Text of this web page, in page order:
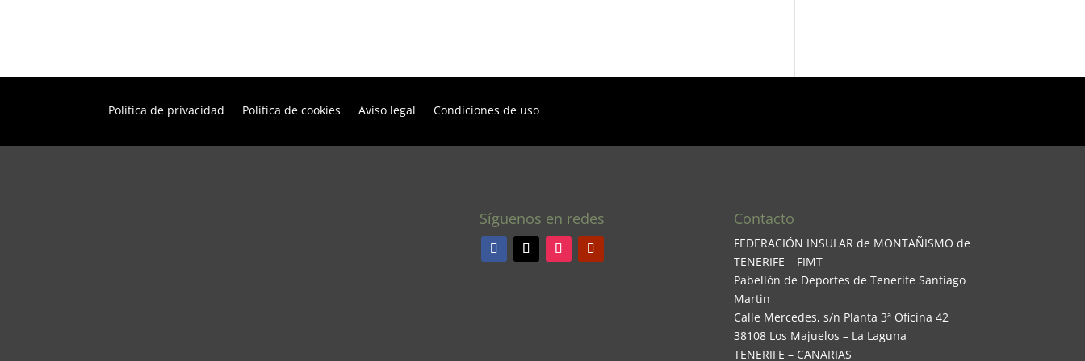
Política de privacidad Política de cookies Aviso legal Condiciones de uso
Síguenos en redes Contacto
FEDERACIÓN INSULAR de MONTAÑISMO de
TENERIFE – FIMT
Pabellón de Deportes de Tenerife Santiago
Martin
Calle Mercedes, s/n Planta 3ª Oficina 42
38108 Los Majuelos – La Laguna
TENERIFE – CANARIAS